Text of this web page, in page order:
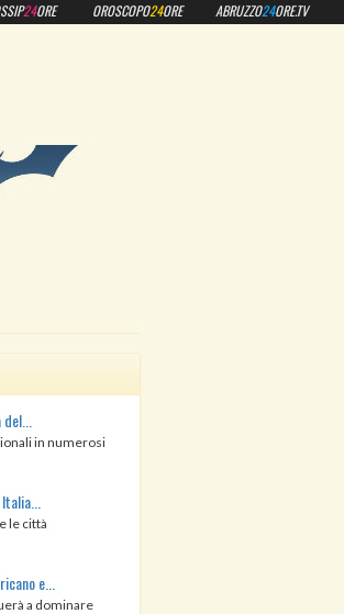
in numerosi
le città
e...
a dominare
24ORE OROSCOPO24ORE ABRUZZO24ORE.TV